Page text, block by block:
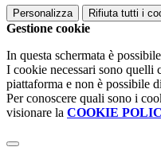
Personalizza Rifiuta tutti i
Gestione cookie
In questa schermata è
I cookie necessari sono quelli
piattaforma e non è possibile
Per conoscere quali sono i
visionare la COOKIE